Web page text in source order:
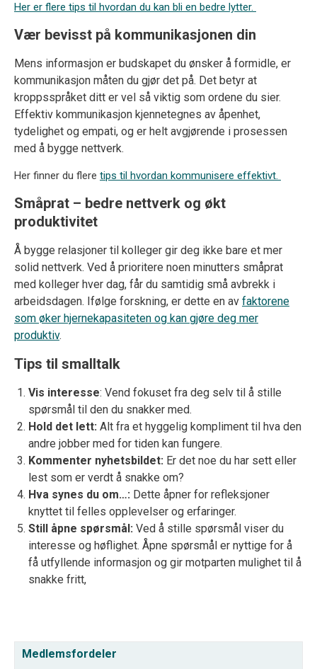
Her er flere tips til hvordan du kan bli en bedre lytter.
Vær bevisst på kommunikasjonen din
Mens informasjon er budskapet du ønsker å formidle, er
kommunikasjon måten du gjør det på. Det betyr at
kroppsspråket ditt er vel så viktig som ordene du sier.
Effektiv kommunikasjon kjennetegnes av åpenhet,
tydelighet og empati, og er helt avgjørende i prosessen
med å bygge nettverk.
Her finner du flere tips til hvordan kommunisere effektivt.
Småprat – bedre nettverk og økt
produktivitet
Å bygge relasjoner til kolleger gir deg ikke bare et mer
solid nettverk. Ved å prioritere noen minutters småprat
med kolleger hver dag, får du samtidig små avbrekk i
arbeidsdagen. Ifølge forskning, er dette en av faktorene
som øker hjernekapasiteten og kan gjøre deg mer
produktiv.
Tips til smalltalk
Vis interesse: Vend fokuset fra deg selv til å stille
spørsmål til den du snakker med.
Hold det lett: Alt fra et hyggelig kompliment til hva den
andre jobber med for tiden kan fungere.
Kommenter nyhetsbildet: Er det noe du har sett eller
lest som er verdt å snakke om?
Hva synes du om…: Dette åpner for refleksjoner
knyttet til felles opplevelser og erfaringer.
Still åpne spørsmål: Ved å stille spørsmål viser du
interesse og høflighet. Åpne spørsmål er nyttige for å
få utfyllende informasjon og gir motparten mulighet til å
snakke fritt,
Medlemsfordeler